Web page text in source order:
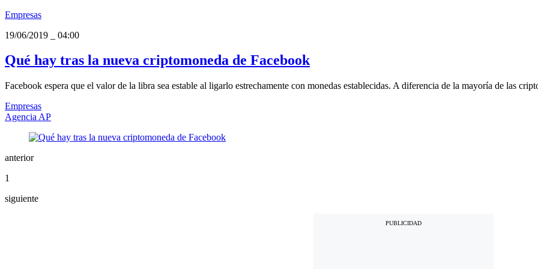
Empresas
19/06/2019
04:00
Qué hay tras la nueva criptomoneda de Facebook
Facebook espera que el valor de la libra sea estable al ligarlo estrechamente con monedas establecidas. A diferencia de la mayoría de las
Empresas
Agencia AP
anterior
1
siguiente